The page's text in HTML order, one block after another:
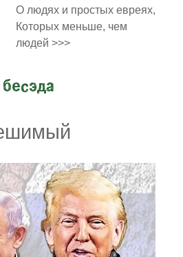
О людях и простых евреях,
Которых меньше, чем
людей >>>
бесэда